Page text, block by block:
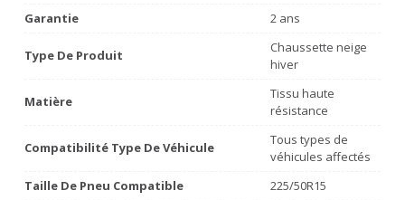
Garantie
2 ans
Type De Produit
Chaussette neige
hiver
Matière
Tissu haute
résistance
Compatibilité Type De Véhicule
Tous types de
véhicules affectés
Taille De Pneu Compatible
225/50R15